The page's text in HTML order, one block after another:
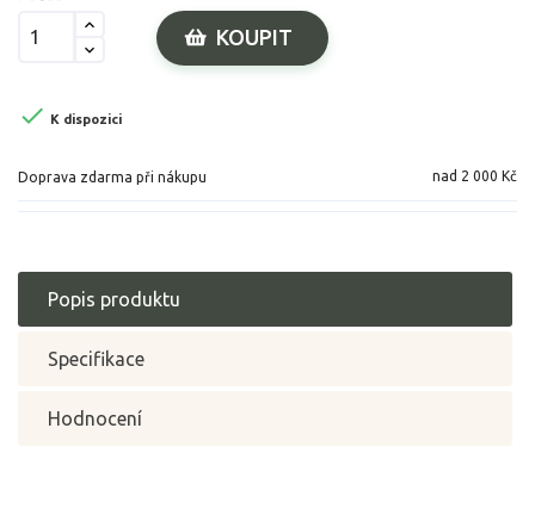
KOUPIT
 K dispozici
Doprava zdarma při nákupu nad 2 000 Kč
Popis produktu
Specifikace
Hodnocení